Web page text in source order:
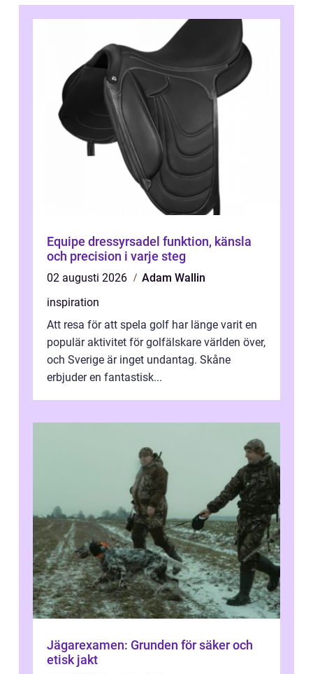
Equipe dressyrsadel funktion, känsla
och precision i varje steg
02 augusti 2026
Adam Wallin
inspiration
Att resa för att spela golf har länge varit en
populär aktivitet för golfälskare världen över,
och Sverige är inget undantag. Skåne
erbjuder en fantastisk...
Jägarexamen: Grunden för säker och
etisk jakt